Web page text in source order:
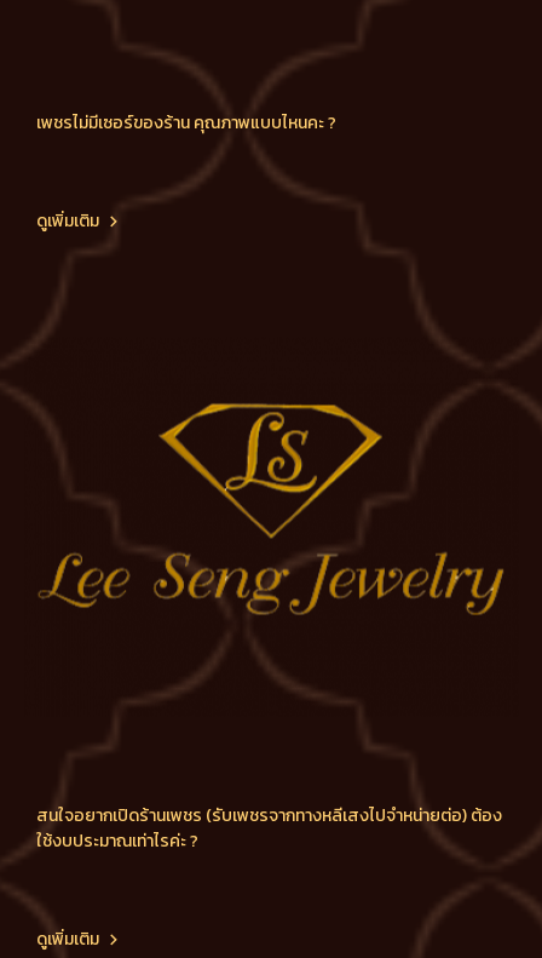
เพชรไม่มีเซอร์ของร้าน คุณภาพแบบไหนคะ ?
ดูเพิ่มเติม
สนใจอยากเปิดร้านเพชร (รับเพชรจากทางหลีเสงไปจำหน่ายต่อ) ต้อง
ใช้งบประมาณเท่าไรค่ะ ?
ดูเพิ่มเติม